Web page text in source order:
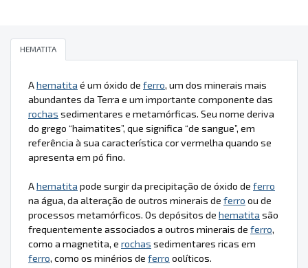
HEMATITA
Ahematita é um óxido de ferro, um dos minerais mais
abundantes da Terra e um importante componente das
rochas sedimentares e metamórficas. Seu nome deriva
do grego “haimatites”, que significa “de sangue”, em
referência à sua característica cor vermelha quando se
apresenta em pó fino.
Ahematita pode surgir da precipitação de óxido de ferro
na água, da alteração de outros minerais de ferro ou de
processos metamórficos. Os depósitos de hematita são
frequentemente associados a outros minerais de ferro,
como a magnetita, e rochas sedimentares ricas em
ferro, como os minérios de ferro oolíticos.